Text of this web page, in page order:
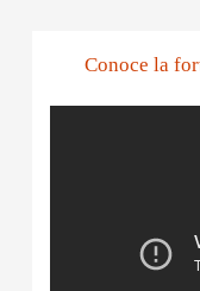
Conoce la